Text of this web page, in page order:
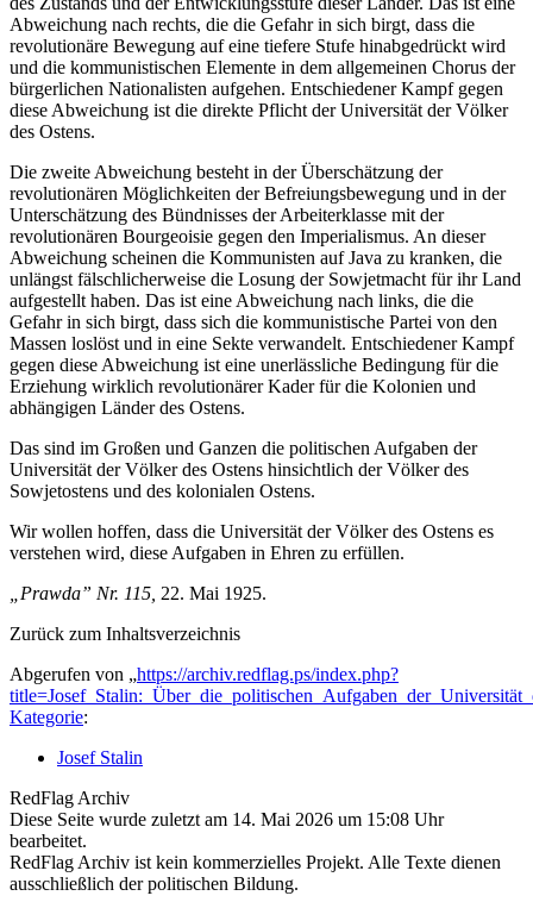
Abweichung nach rechts, die die Gefahr in sich birgt, dass die
revolutionäre Bewegung auf eine tiefere Stufe hinabgedrückt wird
und die kommunistischen Elemente in dem allgemeinen Chorus der
bürgerlichen Nationalisten aufgehen. Entschiedener Kampf gegen
diese Abweichung ist die direkte Pflicht der Universität der Völker
des Ostens.
Die zweite Abweichung besteht in der Überschätzung der
revolutionären Möglichkeiten der Befreiungsbewegung und in der
Unterschätzung des Bündnisses der Arbeiterklasse mit der
revolutionären Bourgeoisie gegen den Imperialismus. An dieser
Abweichung scheinen die Kommunisten auf Java zu kranken, die
unlängst fälschlicherweise die Losung der Sowjetmacht für ihr Land
aufgestellt haben. Das ist eine Abweichung nach links, die die
Gefahr in sich birgt, dass sich die kommunistische Partei von den
Massen loslöst und in eine Sekte verwandelt. Entschiedener Kampf
gegen diese Abweichung ist eine unerlässliche Bedingung für die
Erziehung wirklich revolutionärer Kader für die Kolonien und
abhängigen Länder des Ostens.
Das sind im Großen und Ganzen die politischen Aufgaben der
Universität der Völker des Ostens hinsichtlich der Völker des
Sowjetostens und des kolonialen Ostens.
Wir wollen hoffen, dass die Universität der Völker des Ostens es
verstehen wird, diese Aufgaben in Ehren zu erfüllen.
„Prawda” Nr. 115, 22. Mai 1925.
Zurück zum Inhaltsverzeichnis
Abgerufen von „https://archiv.redflag.ps/index.php?
Kategorie:
Josef Stalin
RedFlag Archiv
Diese Seite wurde zuletzt am 14. Mai 2026 um 15:08 Uhr
bearbeitet.
RedFlag Archiv ist kein kommerzielles Projekt. Alle Texte dienen
ausschließlich der politischen Bildung.